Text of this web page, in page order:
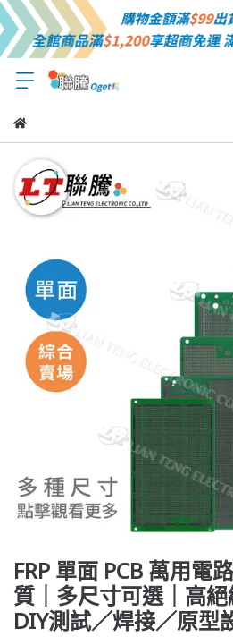
FRP 單面 PCB 萬用電
質｜多尺寸可選｜高絕
DIY測試／焊接／原型